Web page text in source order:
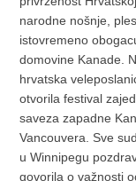
narodne nošnje,
istovremeno
domovine Kanade.
hrvatska
otvorila festival
saveza zapadne
Vancouvera. Sve
u Winnipegu
govorila o važnosti